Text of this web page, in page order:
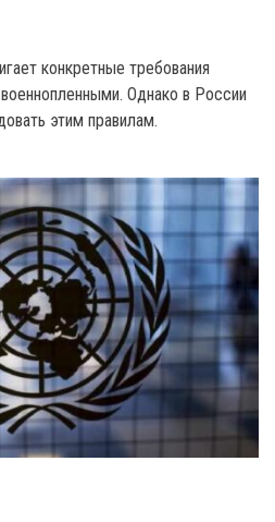
конкретные требования
Однако в России
этим правилам.